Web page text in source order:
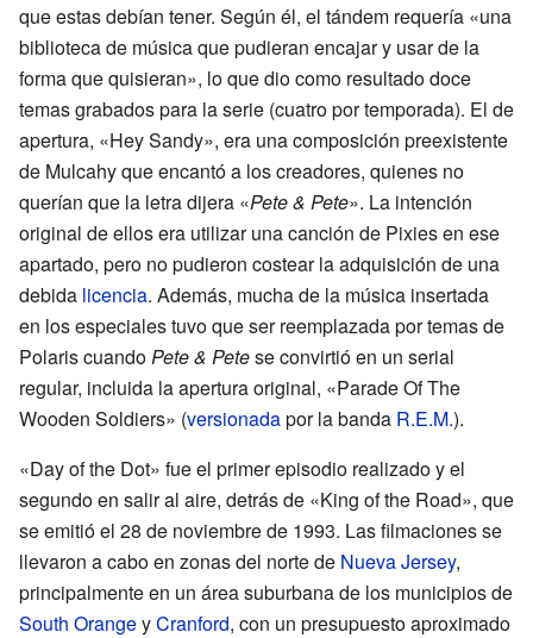
que estas debían tener. Según él, el tándem requería «una
biblioteca de música que pudieran encajar y usar de la
forma que quisieran», lo que dio como resultado doce
temas grabados para la serie (cuatro por temporada). El de
apertura, «Hey Sandy», era una composición preexistente
de Mulcahy que encantó a los creadores, quienes no
querían que la letra dijera «Pete & Pete». La intención
original de ellos era utilizar una canción de Pixies en ese
apartado, pero no pudieron costear la adquisición de una
debida licencia. Además, mucha de la música insertada
en los especiales tuvo que ser reemplazada por temas de
Polaris cuandoPete & Petese convirtió en un serial
regular, incluida la apertura original, «Parade Of The
Wooden Soldiers» (versionadapor la banda R.E.M.).
«Day of the Dot» fue el primer episodio realizado y el
segundo en salir al aire, detrás de «King of the Road», que
se emitió el 28 de noviembre de 1993. Las filmaciones se
llevaron a cabo en zonas del norte de Nueva Jersey,
principalmente en un área suburbana de los municipios de
South OrangeyCranford, con un presupuesto aproximado